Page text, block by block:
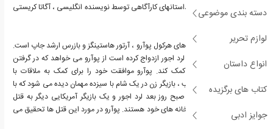
دسته بندی موضوعی
لوازم تحریر
انواع داستان
کتاب های برگزیده
جوایز ادبی
لرد اجور می میرد اثری از داستانهای کارآگاهی توسط نویسنده انگلیسی ، آگاتا کریستی
است.
این رمان شامل شخصیت های هرکول پوآرو ، آرتور هاستینگز و بازرس ارشد جاپ است.
یک بازیگر آمریکایی که با لرد اجور ازدواج کرده است از پوآرو می خواهد که در گرفتن
طلاق از همسرش به او کمک کند. پوآرو موافقت خود را برای کمک به ملاقات با
شوهرش اعلام کرد. آن شب ، بازیگر زن در یک شام با سیزده مهمان دیده می شود که با
یک خرافات مرتبط است. صبح روز بعد لرد اجور و یک بازیگر آمریکایی دیگر به قتل
رسیده اند که هر کدام در خانه های خود هستند. پوآرو در مورد این قتل ها تحقیق می
کند.